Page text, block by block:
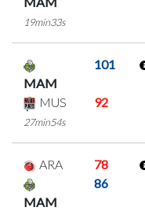
19min33s
MAM
101
MUS 92
27min54s
ARA 78
MAM
86